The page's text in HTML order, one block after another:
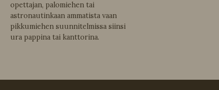
opettajan, palomiehen tai
astronautinkaan ammatista vaan
pikkumiehen suunnitelmissa siinsi
ura pappina tai kanttorina.